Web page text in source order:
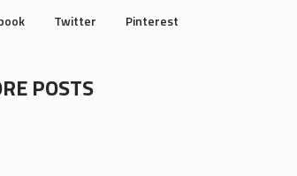
Twitter Pinterest
POSTS